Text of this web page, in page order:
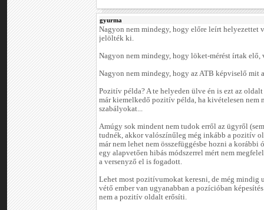
gyurma
Nagyon nem mindegy, hogy előre leírt
jelölték ki.
Nagyon nem mindegy, hogy löket-mérést írtak elő,
Nagyon nem mindegy, hogy az ATB képviselő mit
Pozitív példa? A te helyeden ülve én is ezt az
már kiemelkedő pozitív példa, ha kivételesen nem
szabályokat...
Amúgy sok mindent nem tudok erről az ügyről
tudnék, akkor valószínűleg még inkább a pozitív
már nem lehet nem összefüggésbe hozni a korábbi
egy alapvetően hibás módszerrel mért nem
a versenyző el is fogadott.
Lehet most pozitívumokat keresni, de még mindig
vétő ember van ugyanabban a pozícióban
nem a pozitív oldalt erősíti.